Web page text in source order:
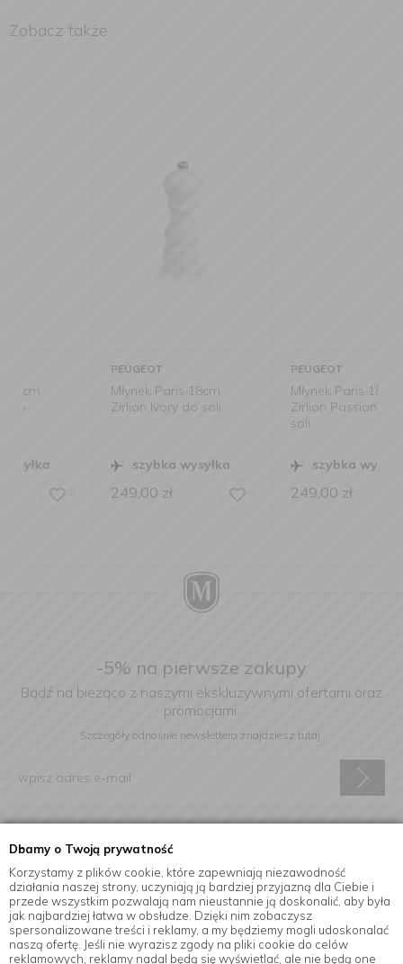
Dbamy o Twoją prywatność
Korzystamy z plików cookie, które zapewniają niezawodność
działania naszej strony, uczyniają ją bardziej przyjazną dla Ciebie i
przede wszystkim pozwalają nam nieustannie ją doskonalić, aby była
jak najbardziej łatwa w obsłudze. Dzięki nim zobaczysz
spersonalizowane treści i reklamy, a my będziemy mogli udoskonalać
naszą ofertę. Jeśli nie wyrazisz zgody na pliki cookie do celów
reklamowych, reklamy nadal będą się wyświetlać, ale nie będą one
Zobacz także
Młynek Paris 18cm
Zirlion Ivory do soli
szybka wysyłka
249,00
Młynek Paris 18cm
Zirlion Passion Red do
szybka wysyłka
249,00
-5% na pierwsze zakupy
Bądź na bieżąco z naszymi ekskluzywnymi ofertami oraz
promocjami.
Szczegóły odnośnie newslettera znajdziesz tutaj.
elektroniczną na podany adres e-mail.
Informacje